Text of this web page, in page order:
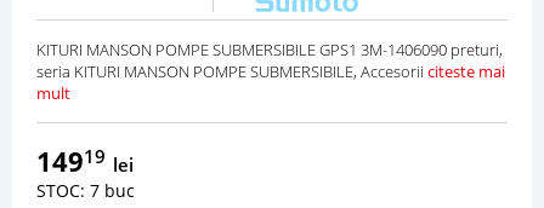
KITURI MANSON POMPE SUBMERSIBILE GPS1 3M-1406090 preturi,
seria KITURI MANSON POMPE SUBMERSIBILE, Accesorii citeste mai
mult
14919 lei
STOC: 7 buc